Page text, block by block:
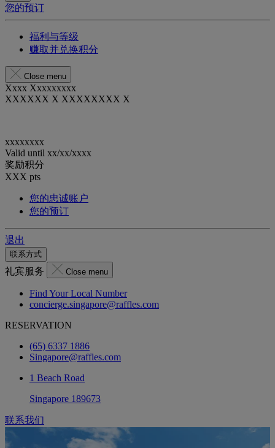
您的预订
福利与等级
赚取并兑换积分
Close menu
Xxxx Xxxxxxxxx
XXXXXX X XXXXXXXX X
xxxxxxxx
Valid until xx/xx/xxxx
奖励积分
XXX pts
您的忠诚账户
您的预订
退出
联系方式
礼宾服务 Close menu
Find Your Local Number
concierge.singapore@raffles.com
RESERVATION
(65) 6337 1886
Singapore@raffles.com
1 Beach Road
Singapore 189673
联系我们